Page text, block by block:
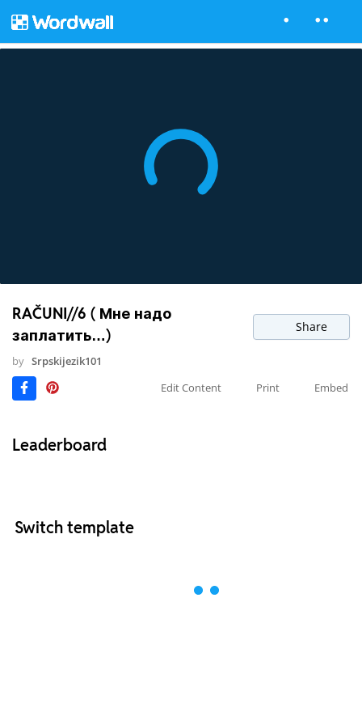
RAČUNI//6 ( Мне надо
заплатить…)
Share
by Srpskijezik101
Edit Content
Print Embed
Leaderboard
Switch template